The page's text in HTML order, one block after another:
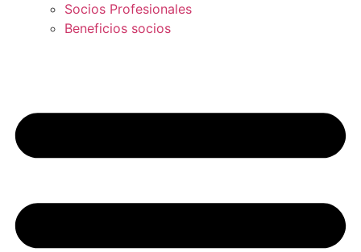
Socios Profesionales
Beneficios socios